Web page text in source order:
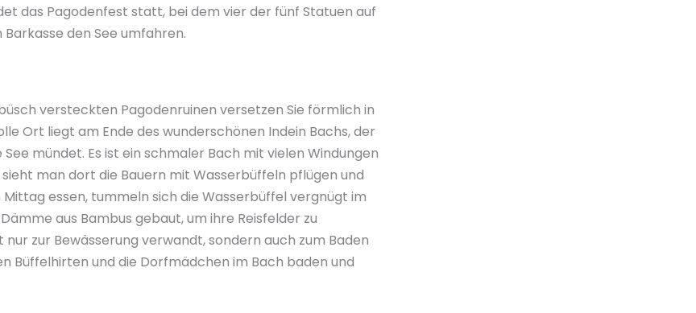
das Pagodenfest statt, bei dem vier der fünf Statuen auf
den See umfahren.
versteckten Pagodenruinen versetzen Sie förmlich in
Ort liegt am Ende des wunderschönen Indein Bachs, der
mündet. Es ist ein schmaler Bach mit vielen Windungen
man dort die Bauern mit Wasserbüffeln pflügen und
essen, tummeln sich die Wasserbüffel vergnügt im
aus Bambus gebaut, um ihre Reisfelder zu
zur Bewässerung verwandt, sondern auch zum Baden
Büffelhirten und die Dorfmädchen im Bach baden und